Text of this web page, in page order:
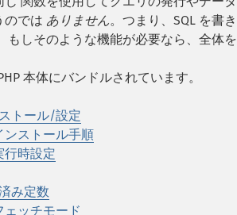
のでは ありません。つまり、SQL を書
もしそのような機能が必要なら、全体
本体にバンドルされています。
トール/設定
ンストール手順
行時設定
み定数
ェッチモード